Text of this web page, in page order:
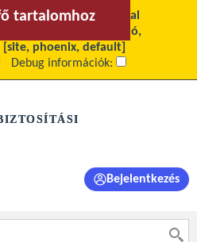
EU-s társfinanszírozással
forintot meghaladó,
[site, phoenix, default]
Debug információk:
a menühöz
tartalomhoz
Bejelentkezés